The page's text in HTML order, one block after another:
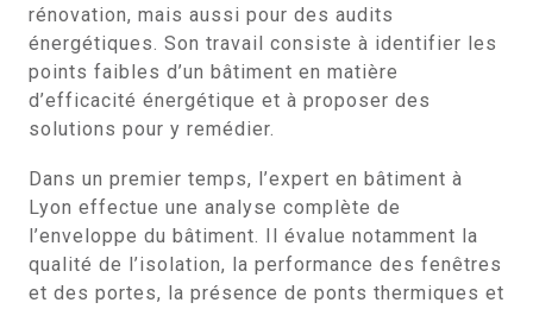
rénovation, mais aussi pour des audits
énergétiques. Son travail consiste à identifier les
points faibles d’un bâtiment en matière
d’efficacité énergétique et à proposer des
solutions pour y remédier.
Dans un premier temps, l’expert en bâtiment à
Lyon effectue une analyse complète de
l’enveloppe du bâtiment. Il évalue notamment la
qualité de l’isolation, la performance des fenêtres
et des portes, la présence de ponts thermiques et